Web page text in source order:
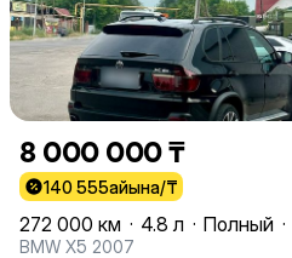
8 000 000 ₸
140 555айына/₸
272 000 км · 4.8 л · Полный ·
BMW X5 2007